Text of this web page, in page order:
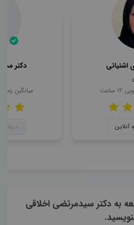
اشتیانی
12 ساعت
آنلاین
دکتر
میانگین
به دکتر سیدمرتضی اخلاقی